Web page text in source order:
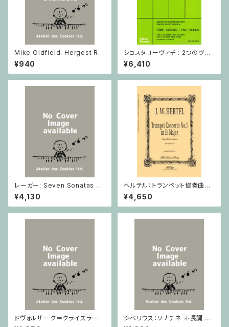
Mike Oldfield: Hergest Rid
ge / ピアノ
¥940
ショスタコーヴィチ : 2つのヴァ
イオリンとピアノのための 5つの
小品 / ヴァイオリン2とピアノ
¥6,410
レーガー: Seven Sonatas o
p. 91 Heft 2 / ヴァイオリン
¥4,130
ヘルテル：トランペット協奏曲第1
番 変ホ長調/トランペット・ピア
ノ
¥4,650
ドヴォルザーク＝クライスラー：
シベリウス：ソナチネ ホ長調 O